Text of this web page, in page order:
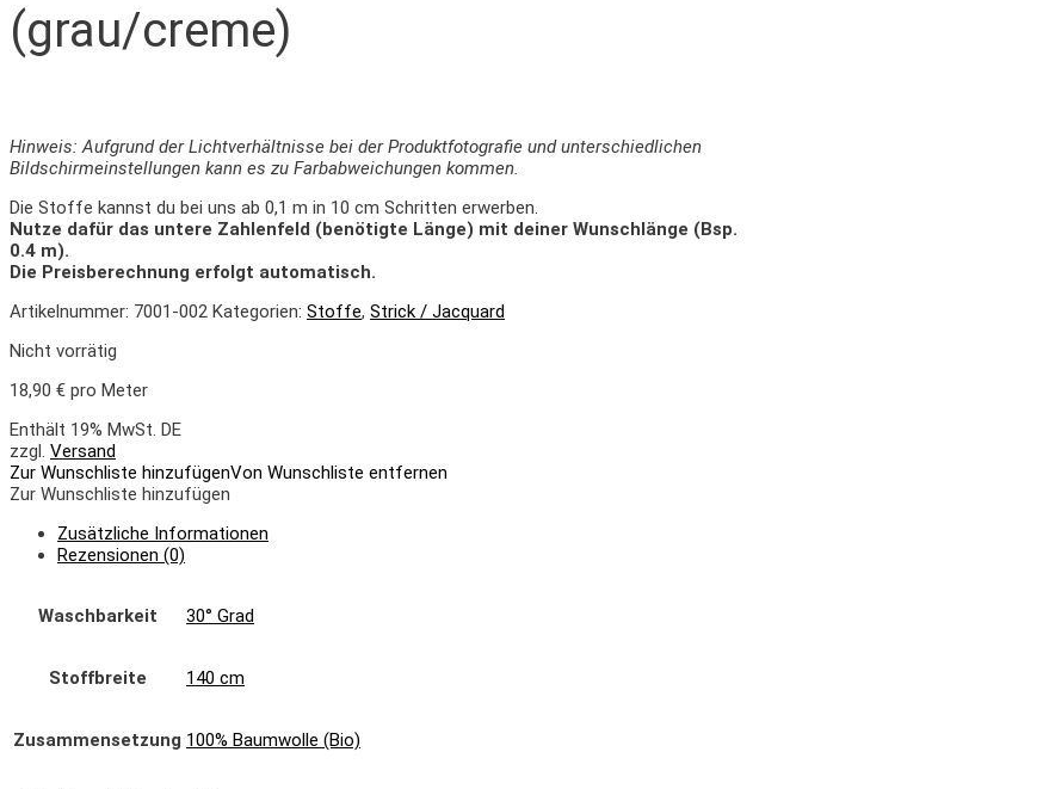
(grau/creme)
Hinweis: Aufgrund der Lichtverhältnisse bei der Produktfotografie und unterschiedlichen
Bildschirmeinstellungen kann es zu Farbabweichungen kommen.
Die Stoffe kannst du bei uns ab 0,1 m in 10 cm Schritten erwerben.
Nutze dafür das untere Zahlenfeld (benötigte Länge) mit deiner Wunschlänge (Bsp.
0.4 m).
Die Preisberechnung erfolgt automatisch.
Artikelnummer: 7001-002 Kategorien: Stoffe, Strick / Jacquard
Nicht vorrätig
18,90 € pro Meter
Enthält 19% MwSt. DE
zzgl. Versand
Zur Wunschliste hinzufügenVon Wunschliste entfernen
Zur Wunschliste hinzufügen
Zusätzliche Informationen
Rezensionen (0)
Waschbarkeit 30° Grad
Stoffbreite 140 cm
Zusammensetzung 100% Baumwolle (Bio)